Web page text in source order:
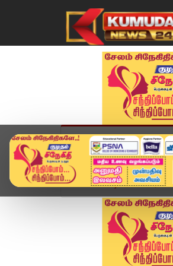
முகப்பு விளையாட்டு
Home வீடியோ ஸ்டோரி